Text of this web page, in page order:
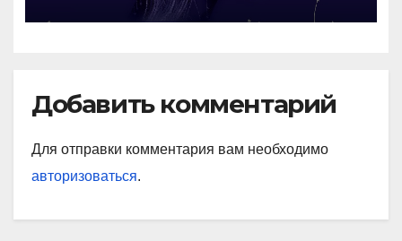
Добавить комментарий
Для отправки комментария вам необходимо
авторизоваться.